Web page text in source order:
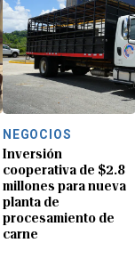
NEGOCIOS
Inversión
cooperativa de $2.8
millones para nueva
planta de
procesamiento de
carne